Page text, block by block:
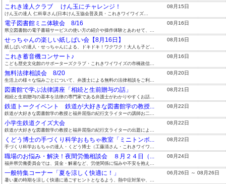
これき達人クラブ けん玉にチャレンジ！ 08月15日
けん玉の達人 仁科章さん(日本けん玉協会普及員・これきワイワイズ...
電子図書館ミニ体験会 8/16 08月16日
県立図書館の電子書籍サービスの使い方の紹介や操作体験とあわせて、...
せっちゃんの楽しい紙しばい会【8月16日】 08月16日
紙しばいの達人・せっちゃんによる、ドキドキ！ワクワク！大人も子ど...
これき蓄音機コンサート♪ 08月16日
こども歴史文化館のサポーターズクラブ・これきワイワイズの市橋政信...
無料法律相談会 8/20 08月20日
生活上の様々な悩みごとについて、弁護士による無料の法律相談をご利...
図書館で学ぶ法律講座「相続と生前贈与の話」 08月21日
相続と生前贈与の基本を法律の専門家である弁護士がわかりやすくお話...
鉄道トークイベント 鉄道が大好きな図書館学の教授... 08月22日
鉄道が大好きな図書館学の教授と福井屈指の紀行文ライターの講師お二...
小学生鉄道クイズ大会 08月22日
鉄道が大好きな図書館学の教授と福井屈指の紀行文ライターの出題によ...
くどう博士の手づくり科学おもちゃ教室「ミニトンボ... 08月22日
手づくり科学おもちゃの達人・くどう博士（工藤清さん・これきワイワ...
職場のお悩み・解決！夜間労働相談会 ８月２４日（... 08月24日
福井県労働委員会では、賃金・解雇など、労使関係に悩みや不安を抱え...
一般特集コーナー「夏を涼しく快適に！」 06月26日 ～ 08月26日
暑い夏の時期を涼しく快適に過ごすヒントとなるよう、熱中症対策や、...